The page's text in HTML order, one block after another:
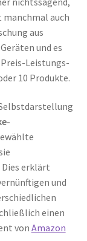
auch
aus
und es
Leistungs-
10 Produkte.
erklärt
und
einen
von Amazon